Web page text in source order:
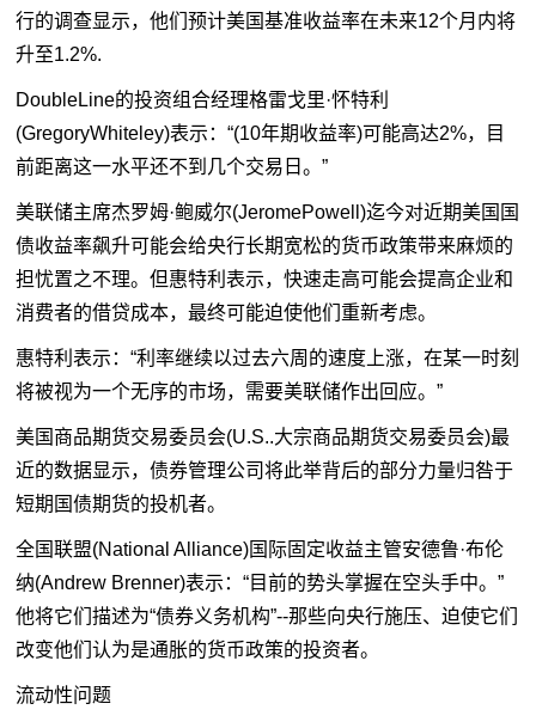
行的调查显示，他们预计美国基准收益率在未来12个月内将
升至1.2%.
DoubleLine的投资组合经理格雷戈里·怀特利
(GregoryWhiteley)表示：“(10年期收益率)可能高达2%，目
前距离这一水平还不到几个交易日。”
美联储主席杰罗姆·鲍威尔(JeromePowell)迄今对近期美国国
债收益率飙升可能会给央行长期宽松的货币政策带来麻烦的
担忧置之不理。但惠特利表示，快速走高可能会提高企业和
消费者的借贷成本，最终可能迫使他们重新考虑。
惠特利表示：“利率继续以过去六周的速度上涨，在某一时刻
将被视为一个无序的市场，需要美联储作出回应。”
美国商品期货交易委员会(U.S..大宗商品期货交易委员会)最
近的数据显示，债券管理公司将此举背后的部分力量归咎于
短期国债期货的投机者。
全国联盟(National Alliance)国际固定收益主管安德鲁·布伦
纳(Andrew Brenner)表示：“目前的势头掌握在空头手中。”
他将它们描述为“债券义务机构”--那些向央行施压、迫使它们
改变他们认为是通胀的货币政策的投资者。
流动性问题